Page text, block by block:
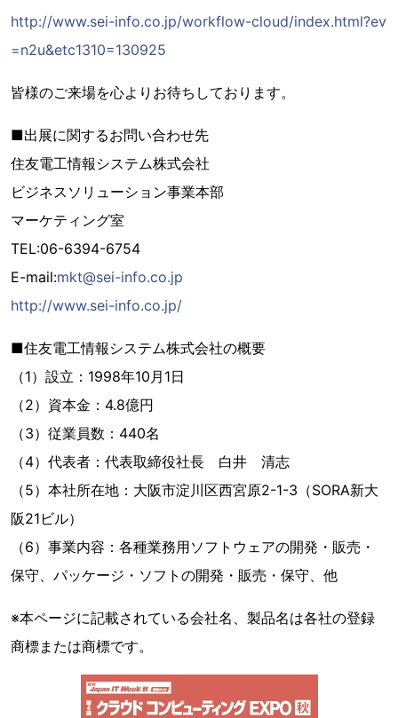
http://www.sei-info.co.jp/workflow-cloud/index.html?ev
=n2u&etc1310=130925
皆様のご来場を心よりお待ちしております。
■出展に関するお問い合わせ先
住友電工情報システム株式会社
ビジネスソリューション事業本部
マーケティング室
TEL:06-6394-6754
E-mail:mkt@sei-info.co.jp
http://www.sei-info.co.jp/
■住友電工情報システム株式会社の概要
（1）設立：1998年10月1日
（2）資本金：4.8億円
（3）従業員数：440名
（4）代表者：代表取締役社長 白井 清志
（5）本社所在地：大阪市淀川区西宮原2-1-3（SORA新大
阪21ビル）
（6）事業内容：各種業務用ソフトウェアの開発・販売・
保守、パッケージ・ソフトの開発・販売・保守、他
※本ページに記載されている会社名、製品名は各社の登録
商標または商標です。